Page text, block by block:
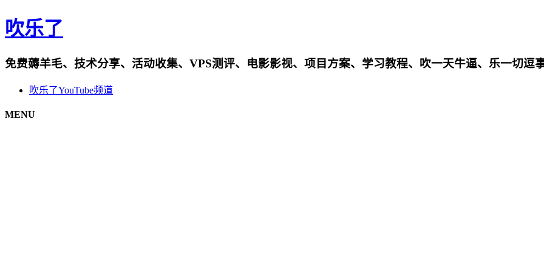
吹乐了
免费薅羊毛、技术分享、活动收集、VPS测评、电影影视、项目方案、学习教程、吹一天牛逼、乐一切逗
吹乐了YouTube频道
MENU